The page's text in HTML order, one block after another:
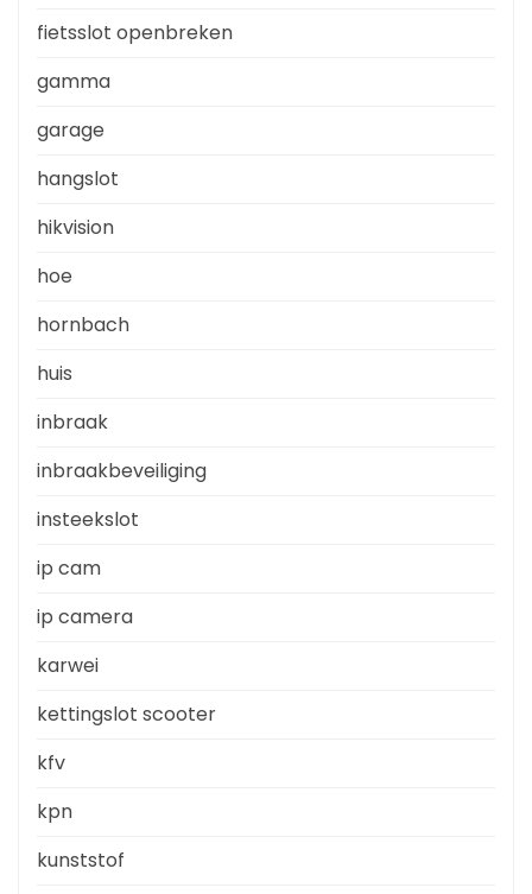
fietsslot openbreken
gamma
garage
hangslot
hikvision
hoe
hornbach
huis
inbraak
inbraakbeveiliging
insteekslot
ip cam
ip camera
karwei
kettingslot scooter
kfv
kpn
kunststof